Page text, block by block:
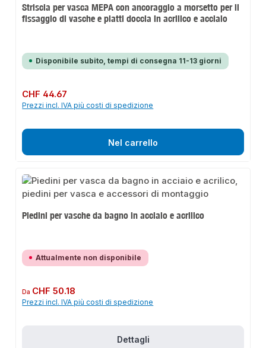
Striscia per vasca MEPA con ancoraggio a morsetto per il
fissaggio di vasche e piatti doccia in acrilico e acciaio
Disponibile subito, tempi di consegna 11-13 giorni
Prezzo normale:
CHF 44.67
Prezzi incl. IVA più costi di spedizione
Nel carrello
Piedini per vasche da bagno in acciaio e acrilico
Attualmente non disponibile
Prezzo normale:
Da CHF 50.18
Prezzi incl. IVA più costi di spedizione
Dettagli